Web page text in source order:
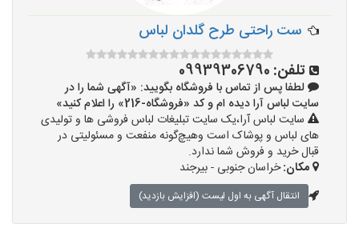
ست راحتی طرح گلدان لباس
تلفن: 09939306790
لطفا پس از تماس با فروشگاه بگویید: «آگهی شما را در
سایت لباس آرا دیده ام و کد «فروشگاه-216» را اعلام کنید»
سایت لباس آرا،یک سایت تبلیغات لباس فروشی ها و تولیدی
های لباس و پوشاک است وهیچ‌گونه منفعت و مسئولیتی در
قبال خرید و فروش شما ندارد.
مکان:خراسان جنوبی - بیرجند
انتقال آگهی به اول لیست (افزایش بازدید)